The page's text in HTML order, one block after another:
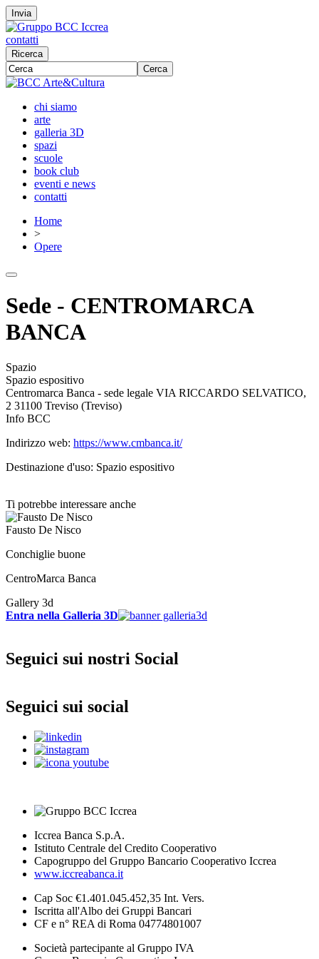
Invia
contatti
Ricerca
Cerca
chi siamo
arte
galleria 3D
spazi
scuole
book club
eventi e news
contatti
Home
>
Opere
Sede - CENTROMARCA
BANCA
Spazio
Spazio espositivo
Centromarca Banca - sede legale VIA RICCARDO SELVATICO,
2 31100 Treviso (Treviso)
Info BCC
Indirizzo web: https://www.cmbanca.it/
Destinazione d'uso: Spazio espositivo
Ti potrebbe interessare anche
Fausto De Nisco
Conchiglie buone
CentroMarca Banca
Gallery 3d
Entra nella Galleria 3D
Seguici sui nostri Social
Seguici sui social
Iccrea Banca S.p.A.
Istituto Centrale del Credito Cooperativo
Capogruppo del Gruppo Bancario Cooperativo Iccrea
www.iccreabanca.it
Cap Soc €1.401.045.452,35 Int. Vers.
Iscritta all'Albo dei Gruppi Bancari
CF e n° REA di Roma 04774801007
Società partecipante al Gruppo IVA